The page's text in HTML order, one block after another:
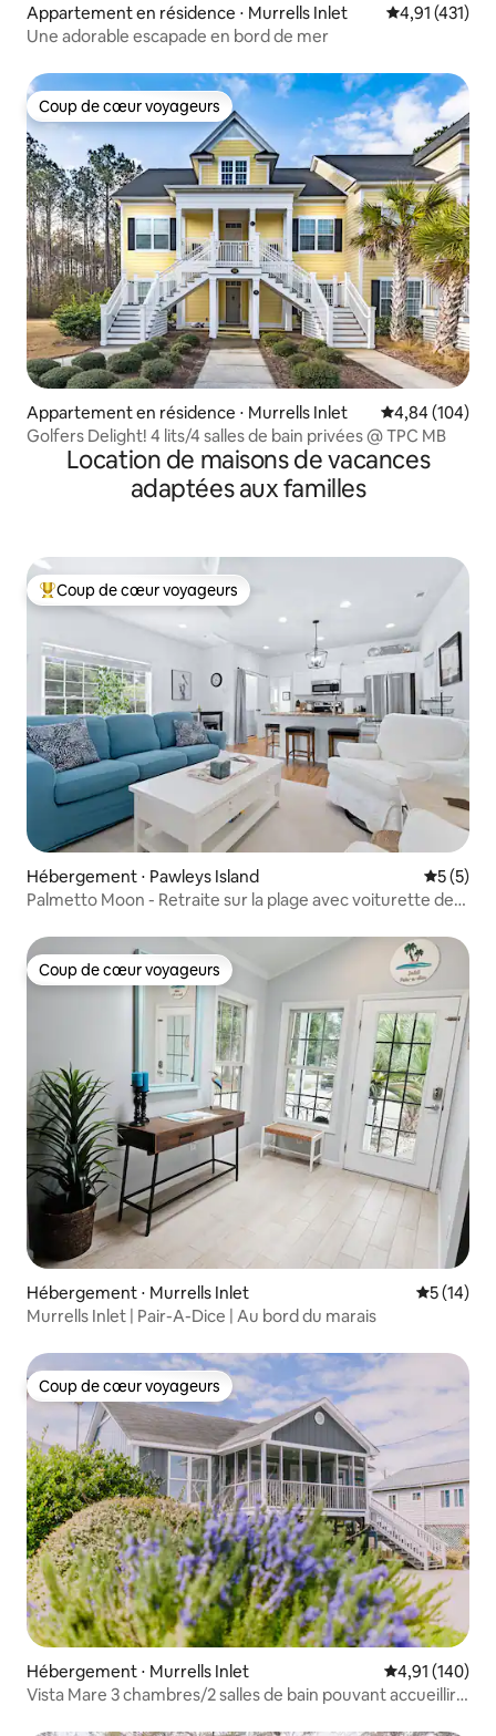
Appartement en résidence ⋅ Murrells Inlet Évaluation
4,91 (431)
Une adorable escapade en bord de mer
Coup de cœur voyageurs
Coup de cœur voyageurs
Appartement en résidence ⋅ Murrells Inlet Évaluation
4,84 (104)
Golfers Delight! 4 lits/4 salles de bain privées @ TPC MB
Location de maisons de vacances
adaptées aux familles
Coups de cœur voyageurs les plus appréciés
Coup de cœur voyageurs
Hébergement ⋅ Pawleys Island
5 (5)
Palmetto Moon - Retraite sur la plage avec voiturette de
Coup de cœur voyageurs
Coup de cœur voyageurs
Hébergement ⋅ Murrells Inlet
5 (14)
Murrells Inlet | Pair-A-Dice | Au bord du marais
Coup de cœur voyageurs
Coup de cœur voyageurs
Hébergement ⋅ Murrells Inlet Évaluation
4,91 (140)
Vista Mare 3 chambres/2 salles de bain pouvant accueillir